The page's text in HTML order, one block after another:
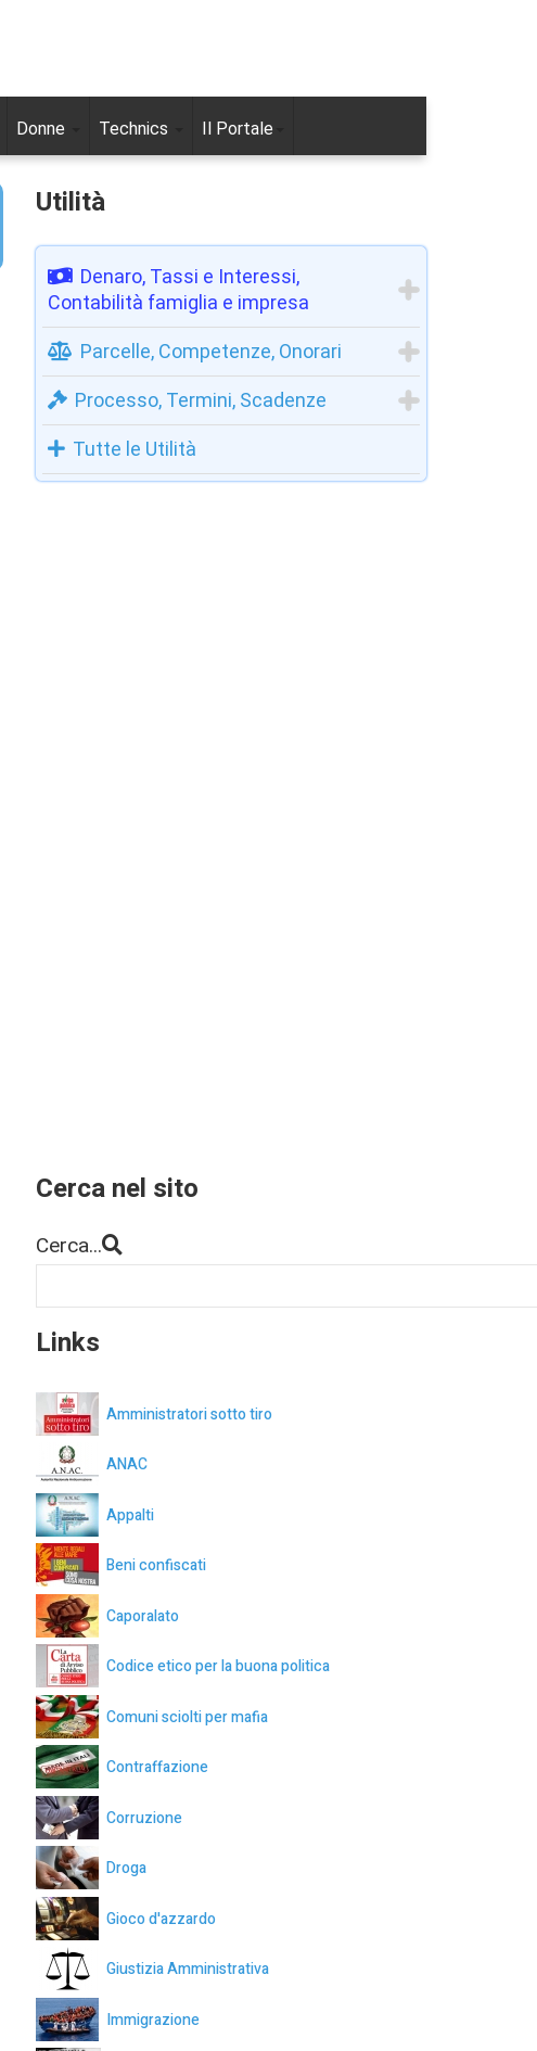
Donne Technics Il Portale
Utilità
Denaro, Tassi e Interessi,
Contabilità famiglia e impresa
Parcelle, Competenze, Onorari
Processo, Termini, Scadenze
Tutte le Utilità
Cerca nel sito
Cerca...
Links
Amministratori sotto tiro
ANAC
Appalti
Beni confiscati
Caporalato
Codice etico per la buona politica
Comuni sciolti per mafia
Contraffazione
Corruzione
Droga
Gioco d'azzardo
Giustizia Amministrativa
Immigrazione